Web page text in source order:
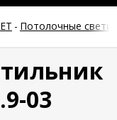
- Потолочные
03